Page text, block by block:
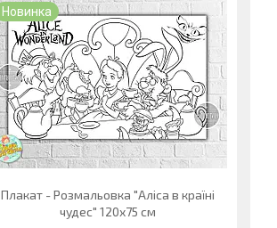
Новинка
Плакат - Розмальовка "Аліса в країні
чудес" 120х75 см